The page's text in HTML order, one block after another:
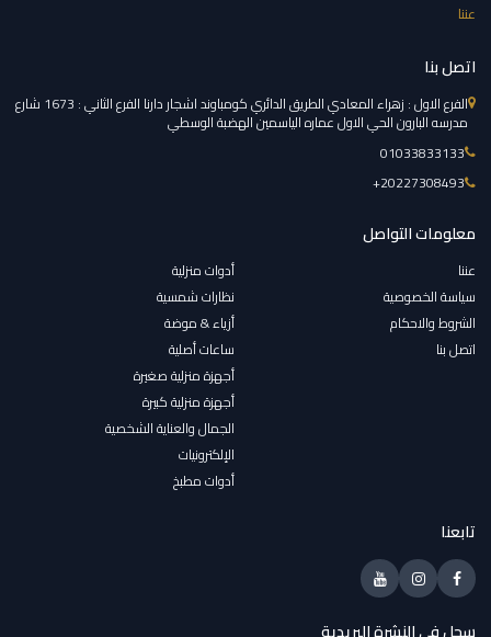
عننا
اتصل بنا
الفرع الاول : زهراء المعادي الطريق الدائري كومباوند اشجار دارنا الفرع الثاني : 1673 شارع
مدرسه البارون الحي الاول عماره الياسمين الهضبة الوسطي
01033833133
‎+20227308493
معلومات التواصل
عننا
سياسة الخصوصية
الشروط والاحكام
اتصل بنا
أدوات منزلية
نظارات شمسية
أزياء & موضة
ساعات أصلية
أجهزة منزلية صغيرة
أجهزة منزلية كبيرة
الجمال والعناية الشخصية
الإلكترونيات
أدوات مطبخ
تابعنا